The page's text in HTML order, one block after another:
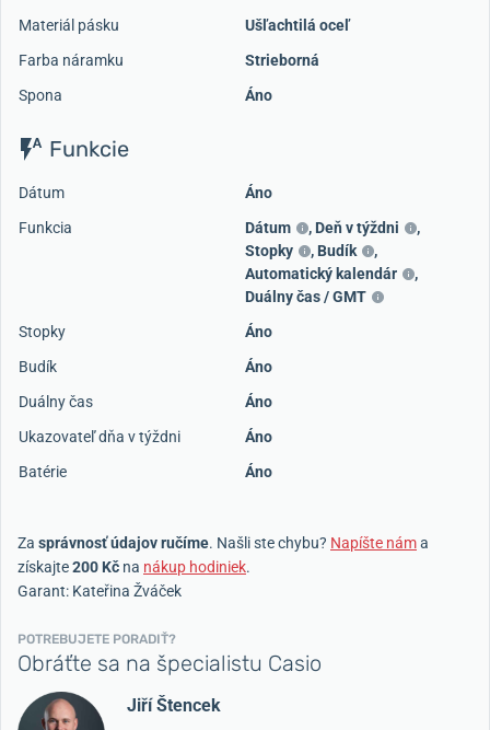
Materiál pásku
Ušľachtilá oceľ
Farba náramku
Strieborná
Spona
Áno
Funkcie
Dátum
Áno
Funkcia
Dátum , Deň v týždni
,
Stopky
, Budík
,
Automatický kalendár
,
Duálny čas / GMT
Stopky
Áno
Budík
Áno
Duálny čas
Áno
Ukazovateľ dňa v týždni
Áno
Batérie
Áno
Za správnosť údajov ručíme. Našli ste chybu? Napíšte náma
získajte200 Kč na nákup hodiniek.
Garant: Kateřina Žváček
POTREBUJETE PORADIŤ?
Obráťte sa na špecialistu Casio
Jiří Štencek